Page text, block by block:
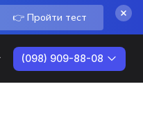
👉 Пройти тест
(098) 909-88-08